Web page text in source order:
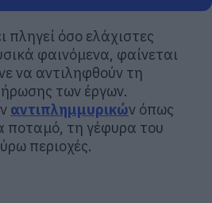
πληγεί όσο ελάχιστες
φαινόμενα, φαίνεται
να αντιληφθούν τη
των έργων.
αντιπλημμυρικών όπως
ποταμό, τη γέφυρα του
περιοχές.